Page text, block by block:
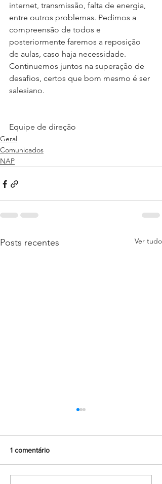
internet, transmissão, falta de energia,
entre outros problemas. Pedimos a
compreensão de todos e
posteriormente faremos a reposição
de aulas, caso haja necessidade.
Continuemos juntos na superação de
desafios, certos que bom mesmo é ser
salesiano.
Equipe de direção
Geral
Comunicados
NAP
Posts recentes Ver tudo
1 comentário